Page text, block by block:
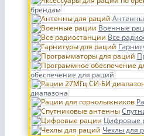
брендам
Военные
Все
обеспечение для раций
диапазона
Цифровые
Чехлы для